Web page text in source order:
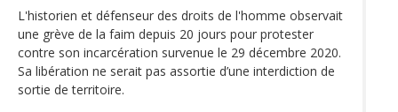
L'historien et défenseur des droits de l'homme observait
une grève de la faim depuis 20 jours pour protester
contre son incarcération survenue le 29 décembre 2020.
Sa libération ne serait pas assortie d’une interdiction de
sortie de territoire.